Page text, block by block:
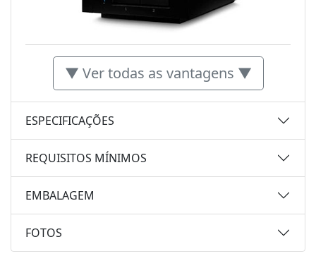
▼ Ver todas as vantagens ▼
ESPECIFICAÇÕES
REQUISITOS MÍNIMOS
EMBALAGEM
FOTOS